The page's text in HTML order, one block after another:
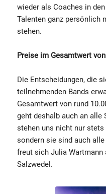
wieder als Coaches in
Talenten ganz persönlich
stehen.
Preise im Gesamtwert
Die Entscheidungen, die
teilnehmenden Bands
Gesamtwert von rund
geht deshalb auch an alle
stehen uns nicht nur stets
sondern sie sind auch
freut sich Julia Wartmann
Salzwedel.